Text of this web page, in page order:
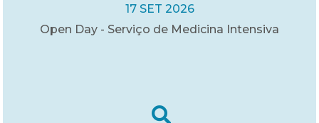
17 SET 2026
Open Day - Serviço de Medicina Intensiva